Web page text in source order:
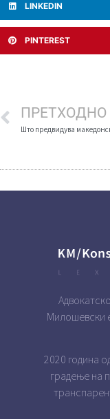
LINKEDIN
PINTEREST
ПРЕТХОДНО
Милошевски
2020 година
градење на